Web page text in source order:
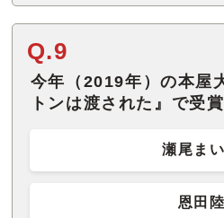
Q.9
今年（2019年）の本屋
トンは渡された』で受
瀬尾まい
恩田陸